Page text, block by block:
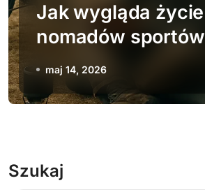
Jak wygląda życie
nomadów sportów
ekstremalnych
maj 14, 2026
Szukaj